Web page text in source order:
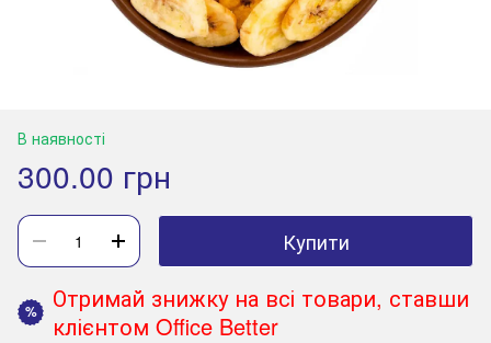
В наявності
300.00 грн
Купити
%
Отримай знижку на всі товари, ставши
клієнтом Office Better